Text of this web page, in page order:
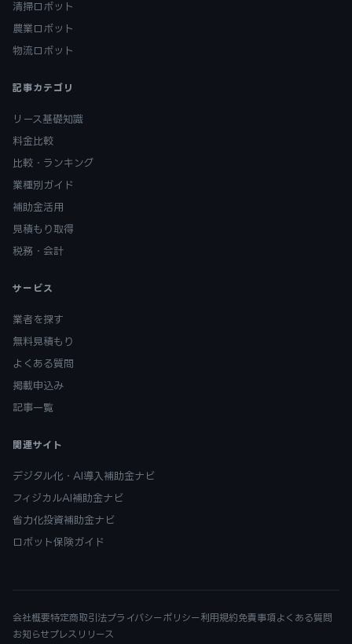
清掃ロボット
農業ロボット
物流ロボット
記事カテゴリ
リース基礎知識
料金比較
比較・ランキング
業種別ガイド
補助金活用
見積もり取得
税務・会計
サービス
業者を探す
無料見積もり
よくある質問
掲載申込み
記事一覧
関連サイト
デジタル化・AI導入補助金ナビ
フィジカルAI補助金ナビ
省力化投資補助金ナビ
ロボット保険ガイド
会社概要特定商取引法プライバシーポリシー 利用規約免責事項よくある質問
お知らせプレスリリース